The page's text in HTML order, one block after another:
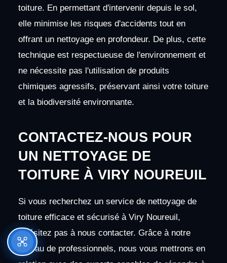
toiture. En permettant d'intervenir depuis le sol,
elle minimise les risques d'accidents tout en
offrant un nettoyage en profondeur. De plus, cette
technique est respectueuse de l'environnement et
ne nécessite pas l'utilisation de produits
chimiques agressifs, préservant ainsi votre toiture
et la biodiversité environnante.
CONTACTEZ-NOUS POUR
UN NETTOYAGE DE
TOITURE À VIRY NOUREUIL
Si vous recherchez un service de nettoyage de
toiture efficace et sécurisé à Viry Noureuil,
n'hésitez pas à nous contacter. Grâce à notre
réseau de professionnels, nous vous mettrons en